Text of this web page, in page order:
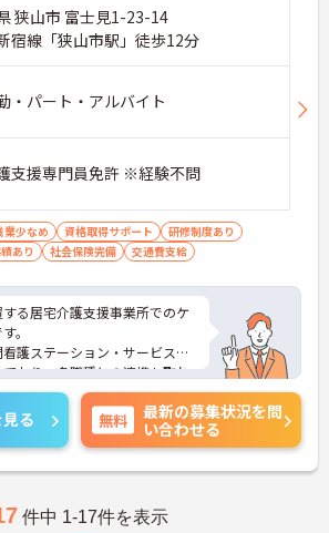
狭山市 富士見1-23-14
宿線「狭山市駅」徒歩12分
・パート・アルバイト
支援専門員免許 ※経験不問
業少なめ 資格取得サポート
研修制度あり
あり
社会保険完備 交通費支給
る居宅介護支援事業所でのケ
。
護ステーション・サービス付
おり、多職種との連携も取れ
対策ポイントなどお話致しま
合わせください。
る 無料
最新の募集状況を問
い合わせる
件中 1-17件を表示